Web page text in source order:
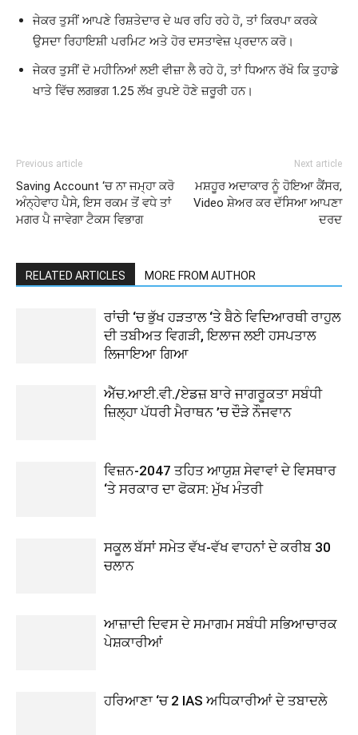
ਜੇਕਰ ਤੁਸੀਂ ਆਪਣੇ ਰਿਸ਼ਤੇਦਾਰ ਦੇ ਘਰ ਰਹਿ ਰਹੇ ਹੋ, ਤਾਂ ਕਿਰਪਾ ਕਰਕੇ
ਉਸਦਾ ਰਿਹਾਇਸ਼ੀ ਪਰਮਿਟ ਅਤੇ ਹੋਰ ਦਸਤਾਵੇਜ਼ ਪ੍ਰਦਾਨ ਕਰੋ।
ਜੇਕਰ ਤੁਸੀਂ ਦੋ ਮਹੀਨਿਆਂ ਲਈ ਵੀਜ਼ਾ ਲੈ ਰਹੇ ਹੋ, ਤਾਂ ਧਿਆਨ ਰੱਖੋ ਕਿ ਤੁਹਾਡੇ
ਖਾਤੇ ਵਿੱਚ ਲਗਭਗ 1.25 ਲੱਖ ਰੁਪਏ ਹੋਣੇ ਜ਼ਰੂਰੀ ਹਨ।
Previous article
Saving Account ‘ਚ ਨਾ ਜਮ੍ਹਾ ਕਰੋ
ਅੰਨ੍ਹੇਵਾਹ ਪੈਸੇ, ਇਸ ਰਕਮ ਤੋਂ ਵਧੇ ਤਾਂ
ਮਗਰ ਪੈ ਜਾਵੇਗਾ ਟੈਕਸ ਵਿਭਾਗ
Next article
ਮਸ਼ਹੂਰ ਅਦਾਕਾਰ ਨੂੰ ਹੋਇਆ ਕੈਂਸਰ,
Video ਸ਼ੇਅਰ ਕਰ ਦੱਸਿਆ ਆਪਣਾ
ਦਰਦ
RELATED ARTICLES MORE FROM AUTHOR
ਰਾਂਚੀ ‘ਚ ਭੁੱਖ ਹੜਤਾਲ ‘ਤੇ ਬੈਠੇ ਵਿਦਿਆਰਥੀ ਰਾਹੁਲ
ਦੀ ਤਬੀਅਤ ਵਿਗੜੀ, ਇਲਾਜ ਲਈ ਹਸਪਤਾਲ
ਲਿਜਾਇਆ ਗਿਆ
ਐੱਚ.ਆਈ.ਵੀ./ਏਡਜ਼ ਬਾਰੇ ਜਾਗਰੂਕਤਾ ਸਬੰਧੀ
ਜ਼ਿਲ੍ਹਾ ਪੱਧਰੀ ਮੈਰਾਥਨ ’ਚ ਦੌੜੇ ਨੌਜਵਾਨ
ਵਿਜ਼ਨ-2047 ਤਹਿਤ ਆਯੁਸ਼ ਸੇਵਾਵਾਂ ਦੇ ਵਿਸਥਾਰ
‘ਤੇ ਸਰਕਾਰ ਦਾ ਫੋਕਸ: ਮੁੱਖ ਮੰਤਰੀ
ਸਕੂਲ ਬੱਸਾਂ ਸਮੇਤ ਵੱਖ-ਵੱਖ ਵਾਹਨਾਂ ਦੇ ਕਰੀਬ 30
ਚਲਾਨ
ਆਜ਼ਾਦੀ ਦਿਵਸ ਦੇ ਸਮਾਗਮ ਸਬੰਧੀ ਸਭਿਆਚਾਰਕ
ਪੇਸ਼ਕਾਰੀਆਂ
ਹਰਿਆਣਾ ‘ਚ 2 IAS ਅਧਿਕਾਰੀਆਂ ਦੇ ਤਬਾਦਲੇ